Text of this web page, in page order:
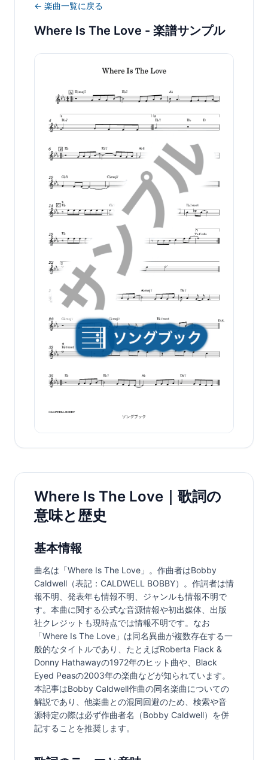
← 楽曲一覧に戻る
Where Is The Love - 楽譜サンプル
Where Is The Love｜歌詞の
意味と歴史
基本情報
曲名は「Where Is The Love」。作曲者はBobby
Caldwell（表記：CALDWELL BOBBY）。作詞者は情
報不明、発表年も情報不明、ジャンルも情報不明で
す。本曲に関する公式な音源情報や初出媒体、出版
社クレジットも現時点では情報不明です。なお
「Where Is The Love」は同名異曲が複数存在する一
般的なタイトルであり、たとえばRoberta Flack &
Donny Hathawayの1972年のヒット曲や、Black
Eyed Peasの2003年の楽曲などが知られています。
本記事はBobby Caldwell作曲の同名楽曲についての
解説であり、他楽曲との混同回避のため、検索や音
源特定の際は必ず作曲者名（Bobby Caldwell）を併
記することを推奨します。